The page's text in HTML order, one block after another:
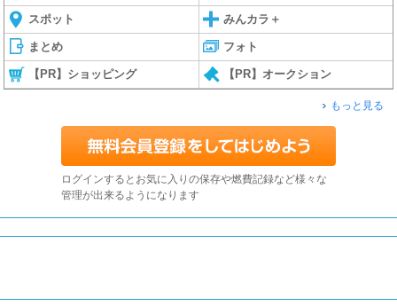
スポット みんカラ＋
まとめ フォト
【PR】ショッピング 【PR】オークション
もっと見る
ログインするとお気に入りの保存や燃費記録など様々な
管理が出来るようになります